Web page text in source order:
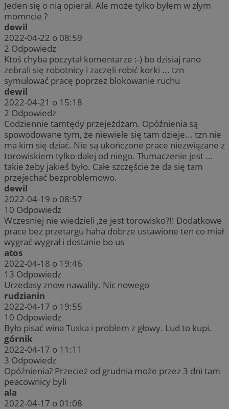
Jeden się o nią opierał. Ale może tylko byłem w złym
momncie ?
dewil
2022-04-22 o 08:59
2 Odpowiedz
Ktoś chyba poczytał komentarze :-) bo dzisiaj rano
zebrali się robotnicy i zaczęli robić korki ... tzn
symulować pracę poprzez blokowanie ruchu
dewil
2022-04-21 o 15:18
2 Odpowiedz
Codziennie tamtędy przejeżdżam. Opóźnienia są
spowodowane tym, że niewiele się tam dzieje... tzn nie
ma kim się dziać. Nie są ukończone prace niezwiązane z
torowiskiem tylko dalej od niego. Tłumaczenie jest ...
takie żeby jakieś było. Całe szczęście że da się tam
przejechać bezproblemowo.
dewil
2022-04-19 o 08:57
10 Odpowiedz
Wczesniej nie wiedzieli ,że jest torowisko?!! Dodatkowe
prace bez przetargu haha dobrze ustawione ten co miał
wygrać wygrał i dostanie bo us
atos
2022-04-18 o 19:46
13 Odpowiedz
Urzedasy znow nawalily. Nic nowego
rudzianin
2022-04-17 o 19:55
10 Odpowiedz
Było pisać wina Tuska i problem z głowy. Lud to kupi.
górnik
2022-04-17 o 11:11
3 Odpowiedz
Opóźnienia? Przecież od grudnia może przez 3 dni tam
peacownicy byli
ala
2022-04-17 o 01:08